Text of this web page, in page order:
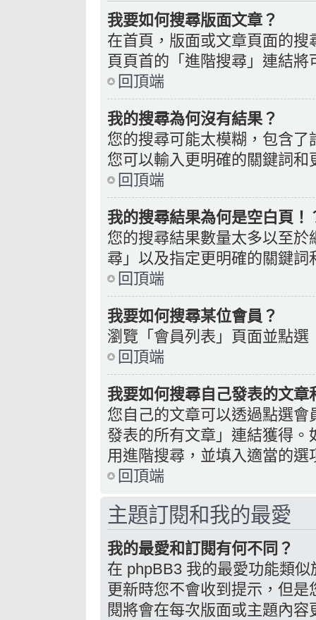
我要如何搜尋版面文章？
在首頁，版面或文章頁面的
頁頁首的「進階搜尋」連結
回頂端
我的搜尋為何沒有結果？
您的搜尋可能太模糊，包含
您可以輸入更明確的關鍵詞
回頂端
我的搜尋結果為何是空白頁！
您的搜尋結果數量太多以至
尋」以及指定更明確的關鍵詞
回頂端
我要如何搜尋某位會員？
瀏覽「會員列表」頁面並點選
回頂端
我要如何搜尋自己發表的文章
您自己的文章可以透過點選
發表的所有文章」連結獲得
用進階搜尋，並填入適當的選
回頂端
主題訂閱和我的最愛
我的最愛和訂閱有何不同？
在 phpBB3 我的最愛功能類
更新時您不會收到提示，但
閱將會在每次版面或主題內